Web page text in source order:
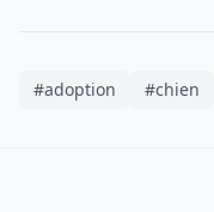
#adoption #chien